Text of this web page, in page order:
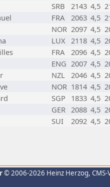
SRB 2143 4,5
FRA 2063 4,5
NOR 2097 4,5
LUX 2118 4,5
FRA 2096 4,5
ENG 2007 4,5
NZL 2046 4,5
NOR 1814 4,5
SGP 1833 4,5
GER 2088 4,5
SUI 2092 4,5
© 2006-2026 Heinz Herzog,